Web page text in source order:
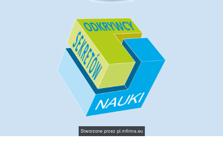
Stworzone przez pl.mfirma.eu